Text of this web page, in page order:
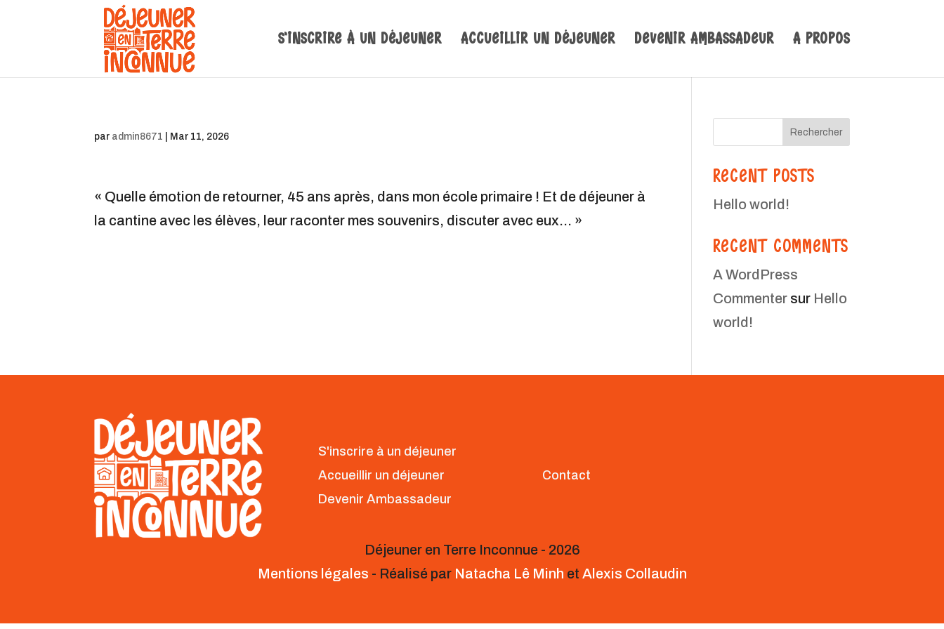
S’inscrire à un déjeuner Accueillir un déjeuner Devenir Ambassadeur A propos
par admin8671 Mar 11, 2026
« Quelle émotion de retourner, 45 ans après, dans mon école primaire ! Et de déjeuner à
la cantine avec les élèves, leur raconter mes souvenirs, discuter avec eux… »
Rechercher
RECENT POSTS
Hello world!
RECENT COMMENTS
A WordPress
Commenter sur Hello
world!
S'inscrire à un déjeuner
Accueillir un déjeuner
Devenir Ambassadeur
Contact
Déjeuner en Terre Inconnue - 2026
Mentions légales - Réalisé par Natacha Lê Minh et Alexis Collaudin